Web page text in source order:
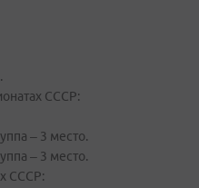
СССР:
– 3 место.
– 3 место.
СССР: